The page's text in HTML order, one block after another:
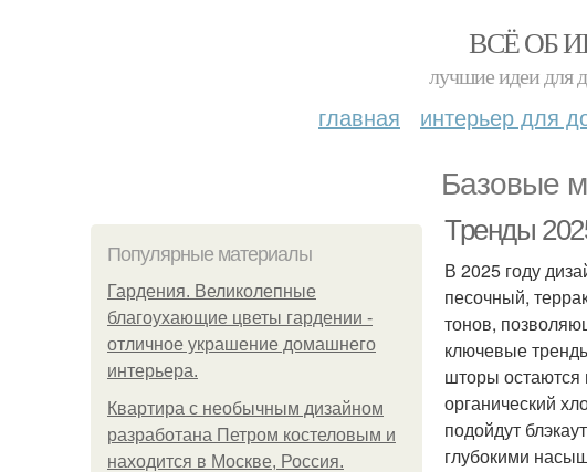
ВСЁ ОБ
лучшие идеи для
главная интерьер для
Базовые
Популярные материалы
Гардения. Великолепные
благоухающие цветы гардении -
отличное украшение домашнего
интерьера.
Квартира с необычным дизайном
разработана Петром костеловым и
находится в Москве, Россия.
Тренды
В 2025 году
песочный,
тонов,
ключевые
шторы остаются
органический
подойдут
глубокими